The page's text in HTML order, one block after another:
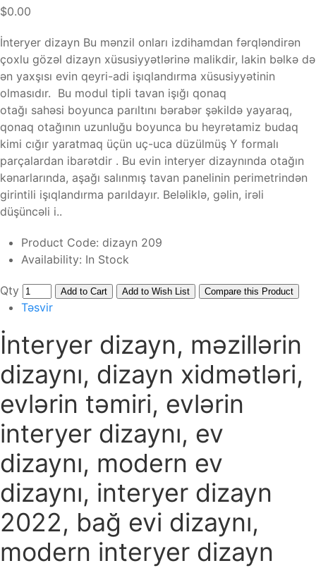
$0.00
İnteryer dizayn Bu mənzil onları izdihamdan fərqləndirən
çoxlu gözəl dizayn xüsusiyyətlərinə malikdir, lakin bəlkə də
ən yaxşısı evin qeyri-adi işıqlandırma xüsusiyyətinin
olmasıdır. Bu modul tipli tavan işığı qonaq
otağı sahəsi boyunca parıltını bərabər şəkildə yayaraq,
qonaq otağının uzunluğu boyunca bu heyrətamiz budaq
kimi cığır yaratmaq üçün uç-uca düzülmüş Y formalı
parçalardan ibarətdir . Bu evin interyer dizaynında otağın
kənarlarında, aşağı salınmış tavan panelinin perimetrindən
girintili işıqlandırma parıldayır. Beləliklə, gəlin, irəli
düşüncəli i..
Product Code: dizayn 209
Availability: In Stock
Qty Add to Cart Add to Wish List Compare this Product
Təsvir
İnteryer dizayn, məzillərin
dizaynı, dizayn xidmətləri,
evlərin təmiri, evlərin
interyer dizaynı, ev
dizaynı, modern ev
dizaynı, interyer dizayn
2022, bağ evi dizaynı,
modern interyer dizayn